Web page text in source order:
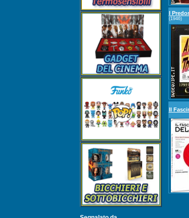
I
(1946)
Il